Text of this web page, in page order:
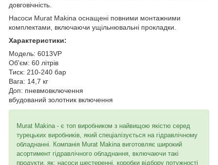
довговічність.
Насоси Murat Makina оснащені повними монтажними
комплектами, включаючи ущільнювальні прокладки.
Характеристики:
Модель: 6013VP
Об'єм: 60 літрів
Тиск: 210-240 бар
Вага: 14,7 кг
Доп: пневмовключення
вбудований золотник включення
Murat Makina - є топ виробником з найвищою якістю серед
турецьких виробників, який спеціалізується на гідравлічному
обладнанні. Компанія Murat Makina виготовляє широкий
асортимент гідравлічного обладнання, включаючи такі
продукти, як: насоси шестеренні, коробки відбору потужності